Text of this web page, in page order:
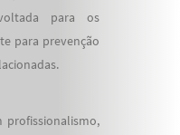
para os
para prevenção
profissionalismo,